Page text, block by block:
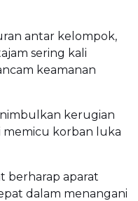
antar kelompok,
sering kali
keamanan
kerugian
memicu korban luka
berharap aparat
dalam menangani